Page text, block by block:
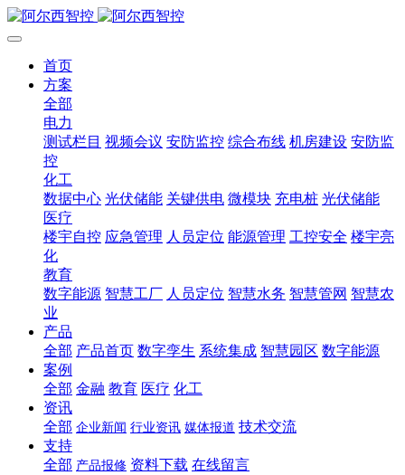
首页
方案
全部
电力
测试栏目 视频会议 安防监控 综合布线 机房建设 安防监
控
化工
数据中心 光伏储能 关键供电 微模块 充电桩 光伏储能
医疗
楼宇自控 应急管理 人员定位 能源管理 工控安全 楼宇亮
化
教育
数字能源 智慧工厂 人员定位 智慧水务 智慧管网 智慧农
业
产品
全部 产品首页 数字孪生 系统集成 智慧园区 数字能源
案例
全部 金融 教育 医疗 化工
资讯
全部 企业新闻 行业资讯 媒体报道 技术交流
支持
全部 产品报修 资料下载 在线留言